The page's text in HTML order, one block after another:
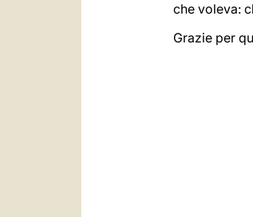
che voleva:
Grazie per